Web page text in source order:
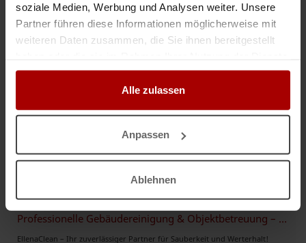
soziale Medien, Werbung und Analysen weiter. Unsere
Partner führen diese Informationen möglicherweise mit
weiteren Daten zusammen, die Sie ihnen bereitgestellt
gesammelt haben.
Alle zulassen
Anpassen
Ablehnen
Rohr- & Kanaltechnik Aar-Einrich aus Hahnstätten bietet professionelle
Unterstützung im Bereich Rohr- und Kanalreinigung im Raum Limburg,
Diez, Bad Ems, Montabaur und Umgebung. Unsere Leistungen: ..
WIR REINIGEN UMWELTSCHONEND & PORENTIEF - OHNE CHEMIE &
HOCHDRUCK Dachreinigung STEINREINIGUNG KUNSTHARZVERFUGUNG
FUGENSANIERUNG . GARTENZÄUNE REINIGUNG & ANSTRICH
Fassadenanstrich Trockenlegung Fla ..
in 14513, Teltow
Professionelle Gebäudereinigung & Objektbetreuung – EllenaClea
EllenaClean – Ihr zuverlässiger Partner für Sauberkeit und Werterhalt!